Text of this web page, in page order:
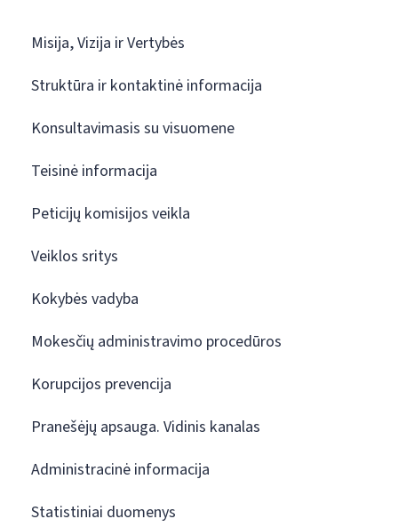
Misija, Vizija ir Vertybės
Struktūra ir kontaktinė informacija
Konsultavimasis su visuomene
Teisinė informacija
Peticijų komisijos veikla
Veiklos sritys
Kokybės vadyba
Mokesčių administravimo procedūros
Korupcijos prevencija
Pranešėjų apsauga. Vidinis kanalas
Administracinė informacija
Statistiniai duomenys